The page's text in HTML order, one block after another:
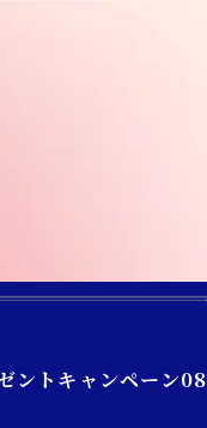
ントキャンペーン08